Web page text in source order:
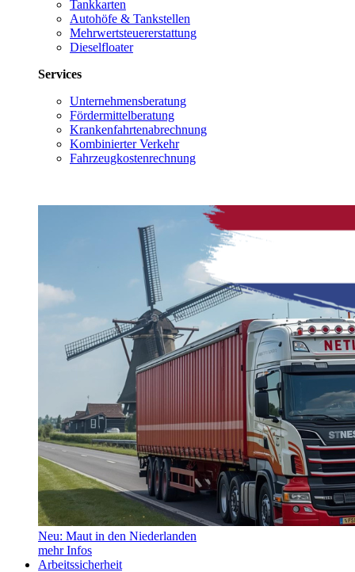
Tankkarten
Autohöfe & Tankstellen
Mehrwertsteuererstattung
Dieselfloater
Services
Unternehmensberatung
Fördermittelberatung
Krankenfahrtenabrechnung
Kombinierter Verkehr
Fahrzeugkostenrechnung
Neu: Maut in den Niederlanden
mehr Infos
Arbeitssicherheit